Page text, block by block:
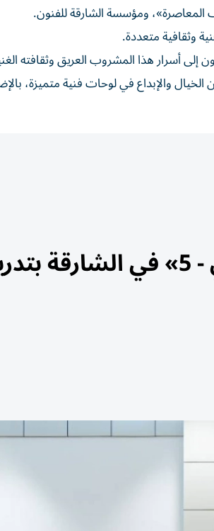
المعاصرة»، ومؤسسة الشارقة للفنون.
وثقافية متعددة.
أسرار هذا المشروب العريق وثقافته
والإبداع في لوحات فنية متميزة،
ختام برنامج «أصدقاء الحرس الأميري - 5» في